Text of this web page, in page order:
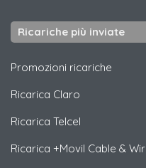
Ricariche più inviate
Promozioni ricariche
Ricarica Claro
Ricarica Telcel
Ricarica +Movil Cable &